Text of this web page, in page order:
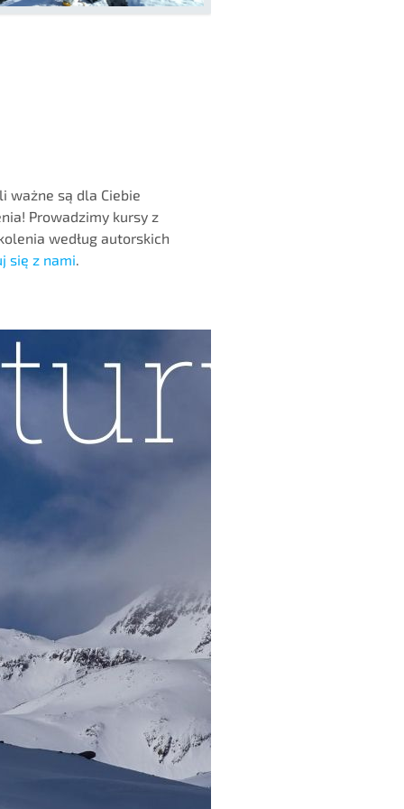
ważne są dla Ciebie
Prowadzimy kursy z
według autorskich
się z nami.